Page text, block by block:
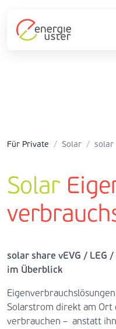
Für Private / Solar / solar
Solar
solar share vEVG / LEG
im Überblick
Solarstrom direkt am Ort
verbrauchen – anstatt